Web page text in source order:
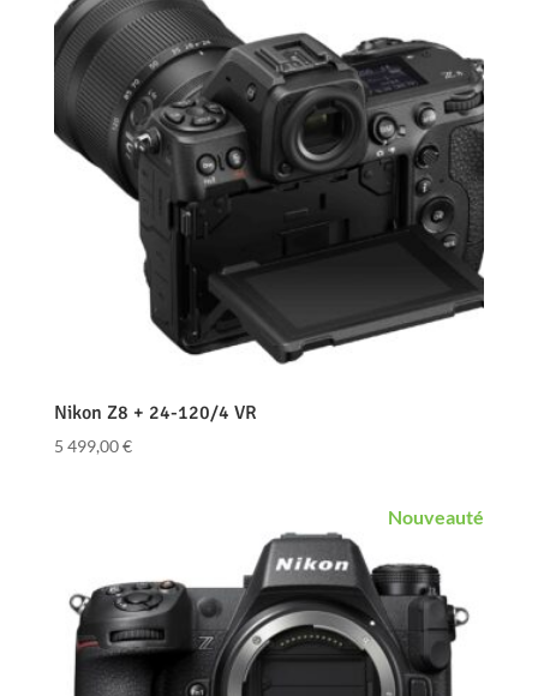
Nikon Z8 + 24-120/4 VR
5 499,00€
Nouveauté